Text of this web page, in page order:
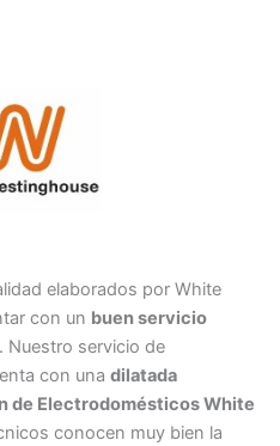
elaborados por White
con un buen servicio
Nuestro servicio de
con una dilatada
de Electrodomésticos White
conocen muy bien la